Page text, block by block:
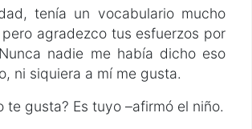
tenía un vocabulario mucho
agradezco tus esfuerzos por
nadie me había dicho eso
ni siquiera a mí me gusta.
te gusta? Es tuyo –afirmó el niño.